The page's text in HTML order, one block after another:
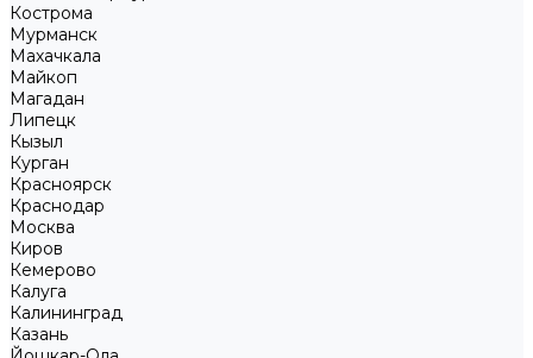
Кострома
Мурманск
Махачкала
Майкоп
Магадан
Липецк
Кызыл
Курган
Красноярск
Краснодар
Москва
Киров
Кемерово
Калуга
Калининград
Казань